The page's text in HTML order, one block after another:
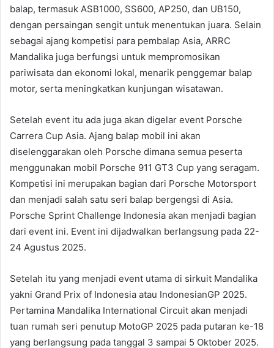
balap, termasuk ASB1000, SS600, AP250, dan UB150,
dengan persaingan sengit untuk menentukan juara. Selain
sebagai ajang kompetisi para pembalap Asia, ARRC
Mandalika juga berfungsi untuk mempromosikan
pariwisata dan ekonomi lokal, menarik penggemar balap
motor, serta meningkatkan kunjungan wisatawan.
Setelah event itu ada juga akan digelar event Porsche
Carrera Cup Asia. Ajang balap mobil ini akan
diselenggarakan oleh Porsche dimana semua peserta
menggunakan mobil Porsche 911 GT3 Cup yang seragam.
Kompetisi ini merupakan bagian dari Porsche Motorsport
dan menjadi salah satu seri balap bergengsi di Asia.
Porsche Sprint Challenge Indonesia akan menjadi bagian
dari event ini. Event ini dijadwalkan berlangsung pada 22-
24 Agustus 2025.
Setelah itu yang menjadi event utama di sirkuit Mandalika
yakni Grand Prix of Indonesia atau IndonesianGP 2025.
Pertamina Mandalika International Circuit akan menjadi
tuan rumah seri penutup MotoGP 2025 pada putaran ke-18
yang berlangsung pada tanggal 3 sampai 5 Oktober 2025.